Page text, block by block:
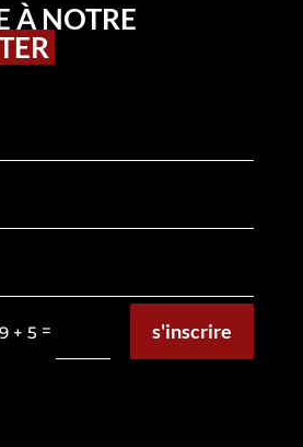
À NOTRE
9 + 5 = s'inscrire